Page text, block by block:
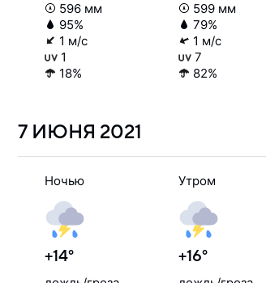
596 мм
95%
1 м/с
1
18%
599 мм
79%
1 м/с
7
82%
7 ИЮНЯ 2021
Ночью
+14°
Утром
+16°